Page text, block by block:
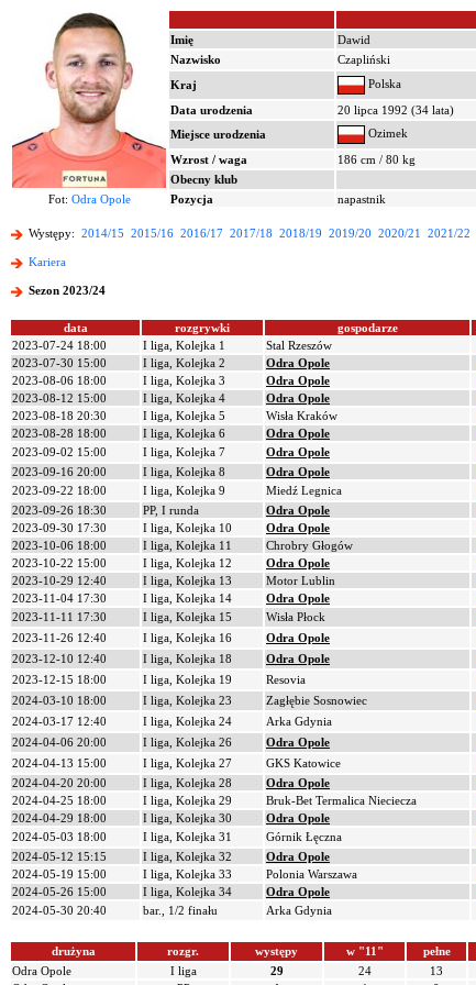
Imię
Dawid
Nazwisko
Czapliński
Kraj
Polska
Data urodzenia
20 lipca 1992 (34 lata)
Miejsce urodzenia
Ozimek
Wzrost / waga
186 cm / 80 kg
Obecny klub
Fot: Odra Opole Pozycja napastnik
Występy: 2014/15 2015/16 2016/17 2017/18 2018/19 2019/20 2020/21 2021/22
Kariera
Sezon 2023/24
data rozgrywki gospodarze
2023-07-24 18:00
I liga, Kolejka 1 Stal Rzeszów
2023-07-30 15:00
I liga, Kolejka 2 Odra Opole
2023-08-06 18:00
I liga, Kolejka 3 Odra Opole
2023-08-12 15:00
I liga, Kolejka 4 Odra Opole
2023-08-18 20:30
I liga, Kolejka 5 Wisła Kraków
2023-08-28 18:00
I liga, Kolejka 6 Odra Opole
2023-09-02 15:00
I liga, Kolejka 7 Odra Opole
2023-09-16 20:00
I liga, Kolejka 8 Odra Opole
2023-09-22 18:00
I liga, Kolejka 9 Miedź Legnica
2023-09-26 18:30
PP, I runda Odra Opole
2023-09-30 17:30
I liga, Kolejka 10 Odra Opole
2023-10-06 18:00
I liga, Kolejka 11 Chrobry Głogów
2023-10-22 15:00
I liga, Kolejka 12 Odra Opole
2023-10-29 12:40
I liga, Kolejka 13 Motor Lublin
2023-11-04 17:30
I liga, Kolejka 14 Odra Opole
2023-11-11 17:30
I liga, Kolejka 15 Wisła Płock
2023-11-26 12:40
I liga, Kolejka 16 Odra Opole
2023-12-10 12:40
I liga, Kolejka 18 Odra Opole
2023-12-15 18:00
I liga, Kolejka 19 Resovia
2024-03-10 18:00
I liga, Kolejka 23 Zagłębie Sosnowiec
2024-03-17 12:40
I liga, Kolejka 24 Arka Gdynia
2024-04-06 20:00
I liga, Kolejka 26 Odra Opole
2024-04-13 15:00
I liga, Kolejka 27 GKS Katowice
2024-04-20 20:00
I liga, Kolejka 28 Odra Opole
2024-04-25 18:00
I liga, Kolejka 29 Bruk-Bet Termalica Nieciecza
2024-04-29 18:00
I liga, Kolejka 30 Odra Opole
2024-05-03 18:00
I liga, Kolejka 31 Górnik Łęczna
2024-05-12 15:15
I liga, Kolejka 32 Odra Opole
2024-05-19 15:00
I liga, Kolejka 33 Polonia Warszawa
2024-05-26 15:00
I liga, Kolejka 34 Odra Opole
2024-05-30 20:40
bar., 1/2 finału Arka Gdynia
drużyna rozgr. występy w "11" pełne
Odra Opole
I liga 29 24 13